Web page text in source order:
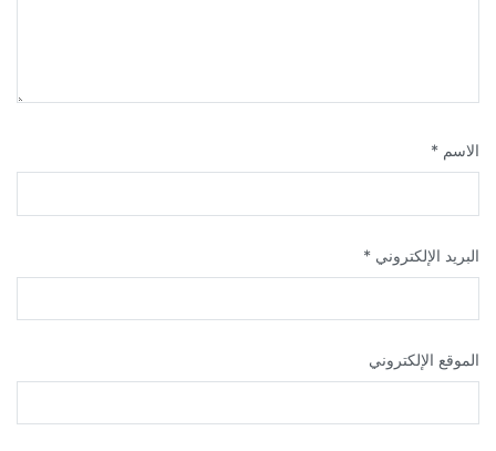
الاسم *
البريد الإلكتروني *
الموقع الإلكتروني